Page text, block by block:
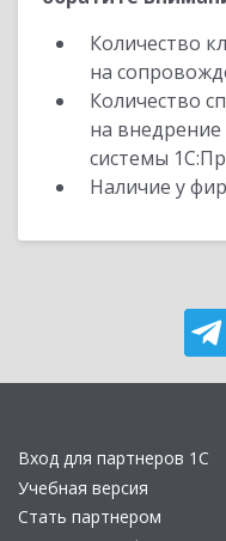
Количество
на
Количество
на
системы
Наличие у
Вход для партнеров 1С
Учебная версия
Стать партнером